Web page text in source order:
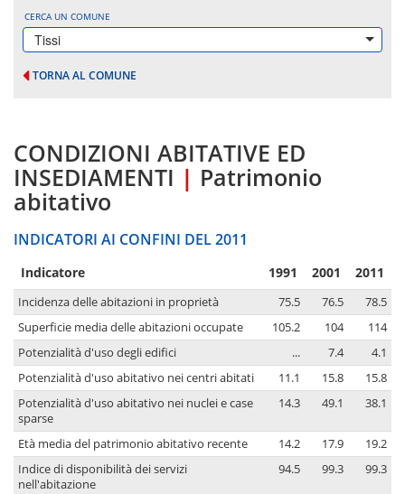
CERCA UN COMUNE
Tissi
TORNA AL COMUNE
CONDIZIONI ABITATIVE ED
INSEDIAMENTI | Patrimonio
abitativo
INDICATORI AI CONFINI DEL 2011
Indicatore 1991 2001 2011
Incidenza delle abitazioni in proprietà 75.5 76.5
78.5
Superficie media delle abitazioni occupate
105.2 104
114
Potenzialità d'uso degli edifici
... 7.4
4.1
Potenzialità d'uso abitativo nei centri abitati
11.1 15.8
15.8
Potenzialità d'uso abitativo nei nuclei e case
sparse
14.3 49.1 38.1
Età media del patrimonio abitativo recente 14.2 17.9
19.2
Indice di disponibilità dei servizi
nell'abitazione
94.5 99.3 99.3